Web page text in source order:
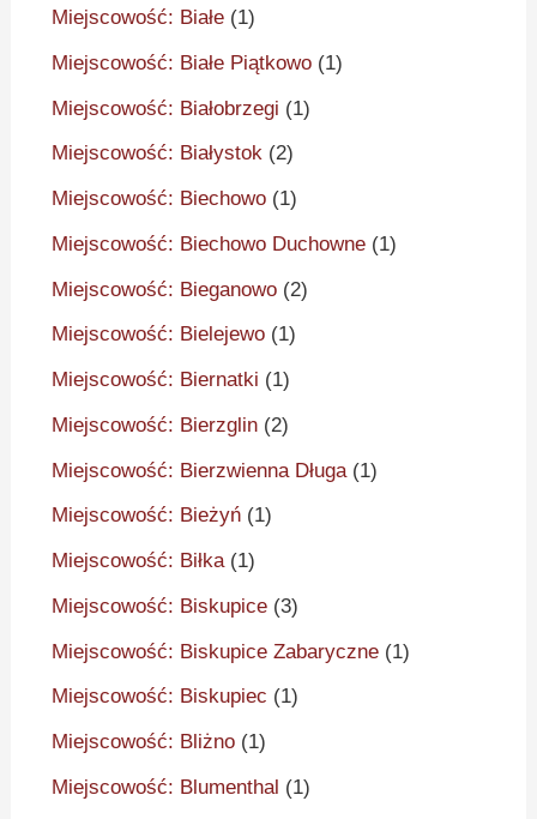
Miejscowość: Białe (1)
Miejscowość: Białe Piątkowo (1)
Miejscowość: Białobrzegi (1)
Miejscowość: Białystok (2)
Miejscowość: Biechowo (1)
Miejscowość: Biechowo Duchowne (1)
Miejscowość: Bieganowo (2)
Miejscowość: Bielejewo (1)
Miejscowość: Biernatki (1)
Miejscowość: Bierzglin (2)
Miejscowość: Bierzwienna Długa (1)
Miejscowość: Bieżyń (1)
Miejscowość: Biłka(1)
Miejscowość: Biskupice (3)
Miejscowość: Biskupice Zabaryczne (1)
Miejscowość: Biskupiec (1)
Miejscowość: Bliżno (1)
Miejscowość: Blumenthal (1)